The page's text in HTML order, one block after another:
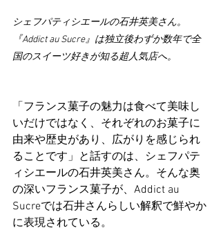
シェフパティシエールの石井英美さん。
『Addict au Sucre』は独立後わずか数年で全
国のスイーツ好きが知る超人気店へ。
「フランス菓子の魅力は食べて美味し
いだけではなく、それぞれのお菓子に
由来や歴史があり、広がりを感じられ
ることです」と話すのは、シェフパテ
ィシエールの石井英美さん。そんな奥
の深いフランス菓子が、Addict au
Sucreでは石井さんらしい解釈で鮮やか
に表現されている。